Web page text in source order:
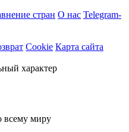
стран О нас Telegram-
Cookie Карта сайта
характер
всему миру